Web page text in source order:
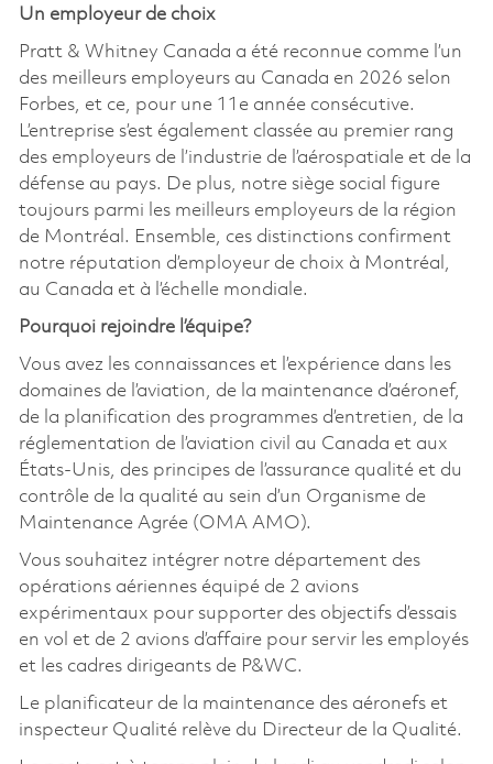
Un employeur de choix
Pratt & Whitney Canada a été reconnue comme l’un
des meilleurs employeurs au Canada en 2026 selon
Forbes, et ce, pour une 11e année consécutive.
L’entreprise s’est également classée au premier rang
des employeurs de l’industrie de l’aérospatiale et de la
défense au pays. De plus, notre siège social figure
toujours parmi les meilleurs employeurs de la région
de Montréal. Ensemble, ces distinctions confirment
notre réputation d’employeur de choix à Montréal,
au Canada et à l’échelle mondiale.
Pourquoi rejoindre l’équipe?
Vous avez les connaissances et l’expérience dans les
domaines de l’aviation, de la maintenance d’aéronef,
de la planification des programmes d’entretien, de la
réglementation de l’aviation civil au Canada et aux
États-Unis, des principes de l’assurance qualité et du
contrôle de la qualité au sein d’un Organisme de
Maintenance Agrée (OMA AMO).
Vous souhaitez intégrer notre département des
opérations aériennes équipé de 2 avions
expérimentaux pour supporter des objectifs d’essais
en vol et de 2 avions d’affaire pour servir les employés
et les cadres dirigeants de P&WC.
Le planificateur de la maintenance des aéronefs et
inspecteur Qualité relève du Directeur de la Qualité.